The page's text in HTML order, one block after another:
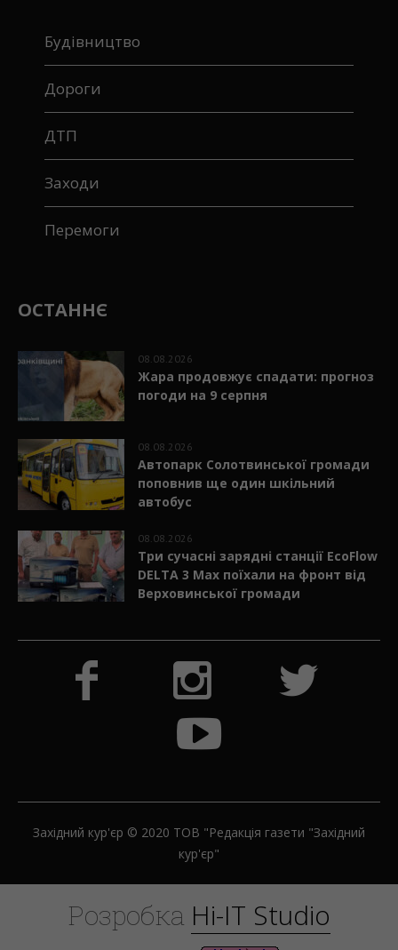
Будівництво
Дороги
ДТП
Заходи
Перемоги
ОСТАННЄ
08.08.2026
Жара продовжує спадати: прогноз
погоди на 9 серпня
08.08.2026
Автопарк Солотвинської громади
поповнив ще один шкільний
автобус
08.08.2026
Три сучасні зарядні станції EcoFlow
DELTA 3 Max поїхали на фронт від
Верховинської громади
Західний кур'єр © 2020 ТОВ "Редакція газети "Західний
кур'єр"
Розробка Hi-IT Studio